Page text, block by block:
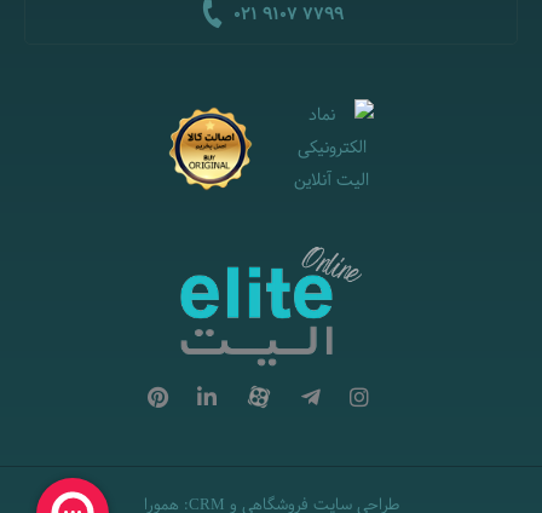
021 9107 7799
طراحی سایت فروشگاهی و CRM
: همورا